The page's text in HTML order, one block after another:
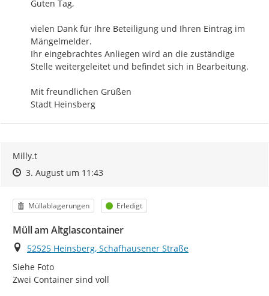
Guten Tag,
vielen Dank für Ihre Beteiligung und Ihren Eintrag im
Mängelmelder.
Ihr eingebrachtes Anliegen wird an die zuständige
Stelle weitergeleitet und befindet sich in Bearbeitung.
Mit freundlichen Grüßen
Stadt Heinsberg
Milly.t
Zeitpunkt des Erstellens
Zeitpunkt des Erstellens
3. August um 11:43Zur Äußerung
Kategorie
Müllablagerungen Status
Erledigt
Müll am Altglascontainer
Ort
52525 Heinsberg, Schafhausener Straße
Siehe Foto
Zwei Container sind voll